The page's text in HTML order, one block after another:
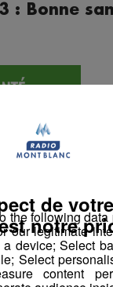
: Bonne
the following data
our legitimate
device; Select
Select
content
de
notre